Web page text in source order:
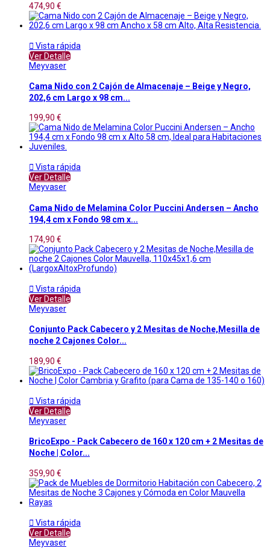
474,90 €
 Vista rápida
Ver Detalle
Meyvaser
Cama Nido con 2 Cajón de Almacenaje – Beige y Negro,
202,6 cm Largo x 98 cm...
199,90 €
 Vista rápida
Ver Detalle
Meyvaser
Cama Nido de Melamina Color Puccini Andersen – Ancho
194,4 cm x Fondo 98 cm x...
174,90 €
 Vista rápida
Ver Detalle
Meyvaser
Conjunto Pack Cabecero y 2 Mesitas de Noche,Mesilla de
noche 2 Cajones Color...
189,90 €
 Vista rápida
Ver Detalle
Meyvaser
BricoExpo - Pack Cabecero de 160 x 120 cm + 2 Mesitas de
Noche | Color...
359,90 €
 Vista rápida
Ver Detalle
Meyvaser